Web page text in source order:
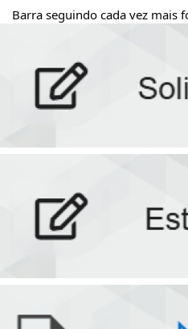
Barra seguindo cada vez mais